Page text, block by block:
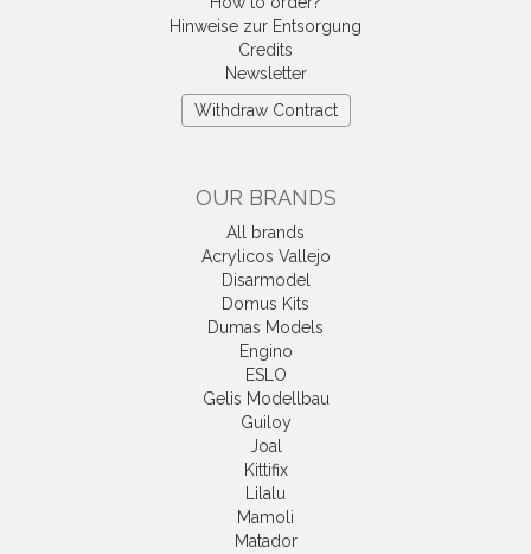
Hinweise zur Entsorgung
Credits
Newsletter
Withdraw Contract
OUR BRANDS
All brands
Acrylicos Vallejo
Disarmodel
Domus Kits
Dumas Models
Engino
ESLO
Gelis Modellbau
Guiloy
Joal
Kittifix
Lilalu
Mamoli
Matador